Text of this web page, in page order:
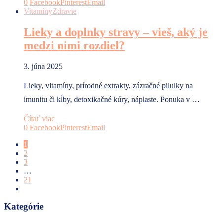
0 FacebookPinterestEmail
VitamínyZdravie
Lieky a doplnky stravy – vieš, aký je
medzi nimi rozdiel?
3. júna 2025
Lieky, vitamíny, prírodné extrakty, zázračné pilulky na
imunitu či kĺby, detoxikačné kúry, náplaste. Ponuka v …
Čítať viac
0 FacebookPinterestEmail
1
2
3
…
21
Kategórie